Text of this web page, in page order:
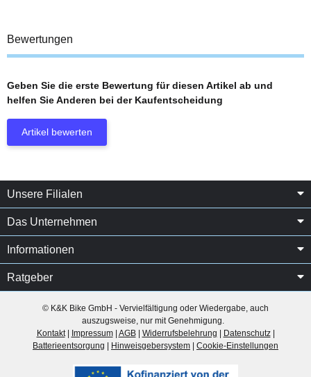
Bewertungen
Geben Sie die erste Bewertung für diesen Artikel ab und
helfen Sie Anderen bei der Kaufentscheidung
Artikel bewerten
Unsere Filialen
Das Unternehmen
Informationen
Ratgeber
© K&K Bike GmbH - Vervielfältigung oder Wiedergabe, auch
auszugsweise, nur mit Genehmigung.
Kontakt| Impressum| AGB| Widerrufsbelehrung Datenschutz|
Batterieentsorgung
Hinweisgebersystem Cookie-Einstellungen